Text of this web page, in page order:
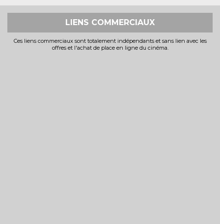
LIENS COMMERCIAUX
Ces liens commerciaux sont totalement indépendants et sans lien avec les
offres et l'achat de place en ligne du cinéma.